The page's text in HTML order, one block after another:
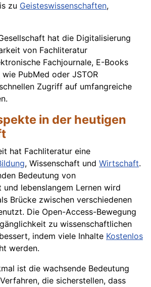
zu Geisteswissenschaften,
hat die Digitalisierung
von Fachliteratur
Fachjournale, E-Books
wie PubMed oder JSTOR
Zugriff auf umfangreiche
in der heutigen
hat Fachliteratur eine
, Wissenschaft und Wirtschaft.
Bedeutung von
lebenslangem Lernen wird
Brücke zwischen verschiedenen
Die Open-Access-Bewegung
zu wissenschaftlichen
indem viele Inhalte Kostenlos
werden.
ist die wachsende Bedeutung
die sicherstellen, dass